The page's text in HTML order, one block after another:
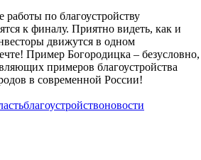
по благоустройству
к финалу. Приятно видеть, как и
движутся в одном
Пример Богородицка – безусловно,
примеров благоустройства
в современной России!
благоустройствоновости